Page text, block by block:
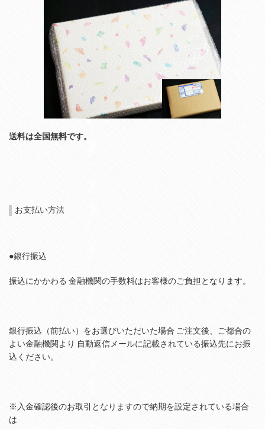
送料は全国無料です。
お支払い方法
●銀行振込
振込にかかわる 金融機関の手数料はお客様のご負担となります。
銀行振込（前払い）をお選びいただいた場合 ご注文後、ご都合の
よい金融機関より 自動返信メールに記載されている振込先にお振
込ください。
※入金確認後のお取引となりますので納期を設定されている場合
は